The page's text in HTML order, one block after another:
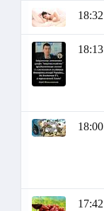
18:32
18:13
18:00
17:42